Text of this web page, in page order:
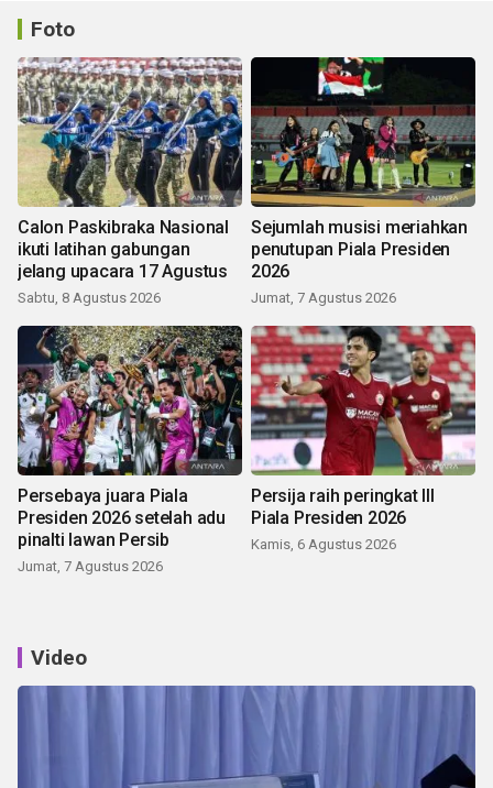
Foto
Calon Paskibraka Nasional
ikuti latihan gabungan
jelang upacara 17 Agustus
Sabtu, 8 Agustus 2026
Sejumlah musisi meriahkan
penutupan Piala Presiden
2026
Jumat, 7 Agustus 2026
Persebaya juara Piala
Presiden 2026 setelah adu
pinalti lawan Persib
Jumat, 7 Agustus 2026
Persija raih peringkat III
Piala Presiden 2026
Kamis, 6 Agustus 2026
Video